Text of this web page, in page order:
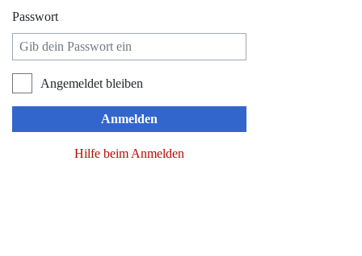
Passwort
Angemeldet bleiben
Anmelden
Hilfe beim Anmelden